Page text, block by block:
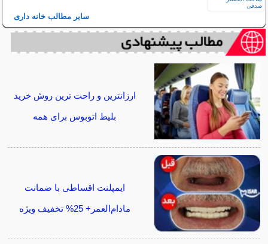
سایر مطالب خانه داری
ارزانترین و راحت ترین روش خرید
بلیط اتوبوس برای همه
ایمپلنت اقساطی با ضمانت
مادام‌العمر+ 25% تخفیف ویژه